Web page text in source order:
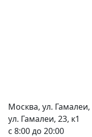
Москва, ул. Гамалеи,
ул. Гамалеи, 23, к1
c 8:00 до 20:00